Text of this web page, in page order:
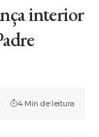
interior
4 Min de leitura